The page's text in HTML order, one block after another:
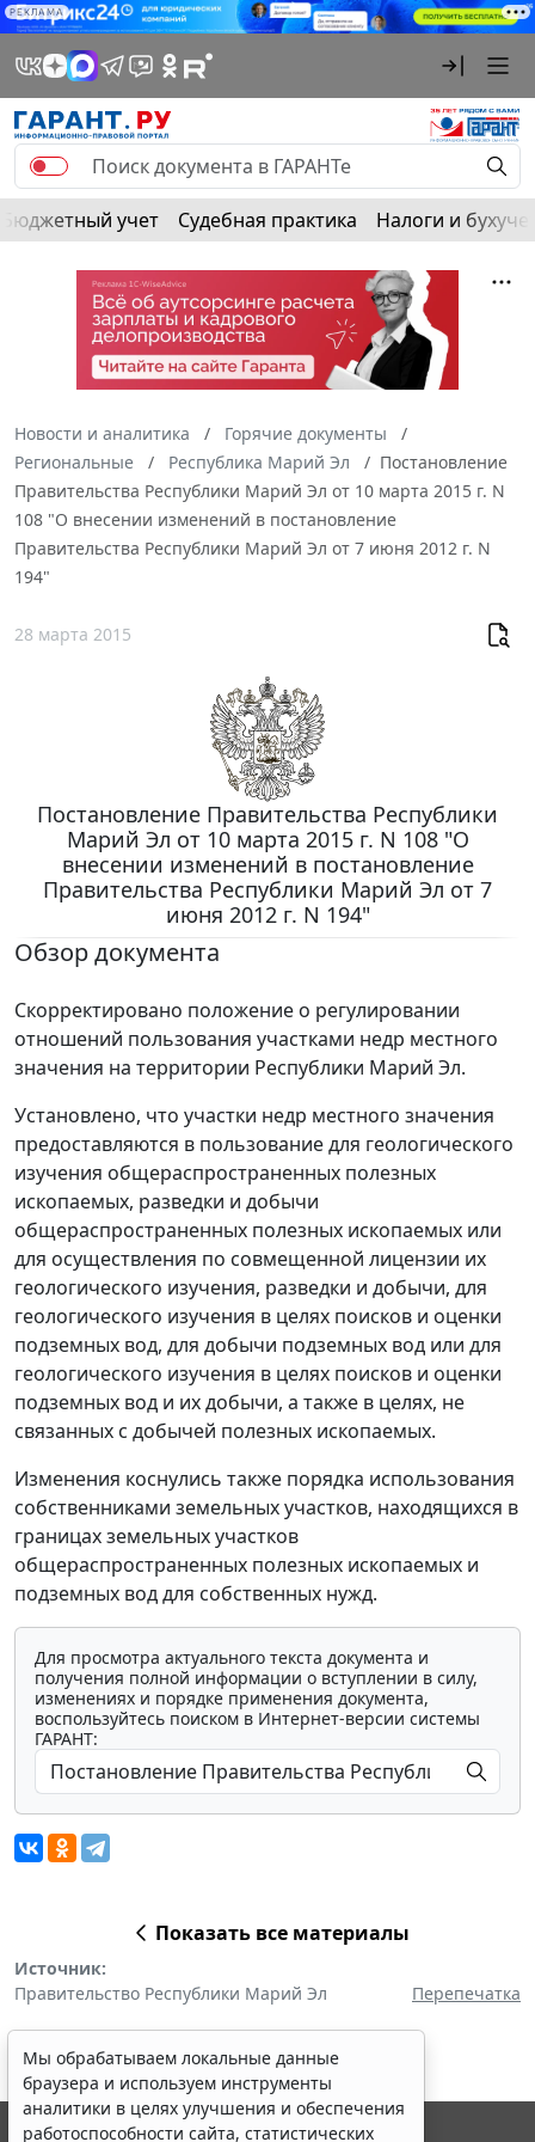
РЕКЛАМА
Бюджетный учет Судебная практика Налоги и
Новости и аналитика
Горячие документы
Региональные
Республика Марий Эл
Постановление
Правительства Республики Марий Эл от 10 марта 2015 г. N
108 "О внесении изменений в постановление
Правительства Республики Марий Эл от 7 июня 2012 г. N
194"
28 марта 2015
Постановление Правительства Республики
Марий Эл от 10 марта 2015 г. N 108 "О
внесении изменений в постановление
Правительства Республики Марий Эл от 7
июня 2012 г. N 194"
Обзор документа
Скорректировано положение о регулировании
отношений пользования участками недр местного
значения на территории Республики Марий Эл.
Установлено, что участки недр местного значения
предоставляются в пользование для геологического
изучения общераспространенных полезных
ископаемых, разведки и добычи
общераспространенных полезных ископаемых или
для осуществления по совмещенной лицензии их
геологического изучения, разведки и добычи, для
геологического изучения в целях поисков и оценки
подземных вод, для добычи подземных вод или для
геологического изучения в целях поисков и оценки
подземных вод и их добычи, а также в целях, не
связанных с добычей полезных ископаемых.
Изменения коснулись также порядка использования
собственниками земельных участков, находящихся в
границах земельных участков
общераспространенных полезных ископаемых и
подземных вод для собственных нужд.
Для просмотра актуального текста документа и
получения полной информации о вступлении в силу,
изменениях и порядке применения документа,
воспользуйтесь поиском в Интернет-версии системы
ГАРАНТ:
Показать все материалы
Источник:
Правительство Республики Марий Эл
Перепечатка
Мы обрабатываем локальные данные
браузера и используем инструменты
аналитики в целях улучшения и обеспечения
работоспособности сайта, статистических